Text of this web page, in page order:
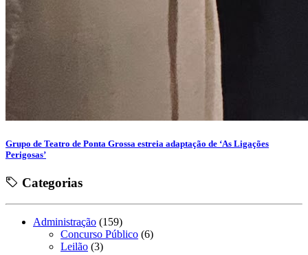
Grupo de Teatro de Ponta Grossa estreia adaptação de ‘As Ligações
Perigosas’
Categorias
Administração (159)
Concurso Público (6)
Leilão (3)